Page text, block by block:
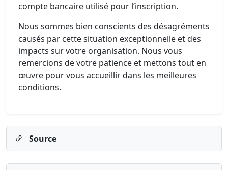
compte bancaire utilisé pour l’inscription.
Nous sommes bien conscients des désagréments
causés par cette situation exceptionnelle et des
impacts sur votre organisation. Nous vous
remercions de votre patience et mettons tout en
œuvre pour vous accueillir dans les meilleures
conditions.
Source